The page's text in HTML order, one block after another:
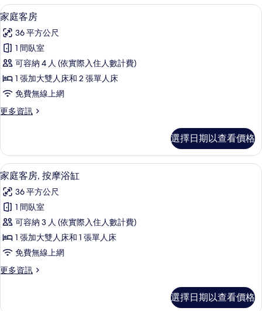
相
片
間
臥
室
的
詳
情
顯
示
家
庭
客
房
所
相
片
家庭客房 | 筆電工作空間、隔音、熨
6
家庭客房
36 平方公尺
1 間臥室
可容納 4 人 (依實際入住人數計費)
1 張加大雙人床和 2 張單人床
免費無線上網
更多資訊
更
客
房
的
詳
情
選擇日期以查看價格
顯
示
家
庭
客
房,
摩
缸
家庭客房, 按摩浴缸 | 筆電工作空間、
6
家庭客房, 按摩浴缸
36 平方公尺
1 間臥室
可容納 3 人 (依實際入住人數計費)
1 張加大雙人床和 1 張單人床
免費無線上網
更多資訊
更
選擇日期以查看價格